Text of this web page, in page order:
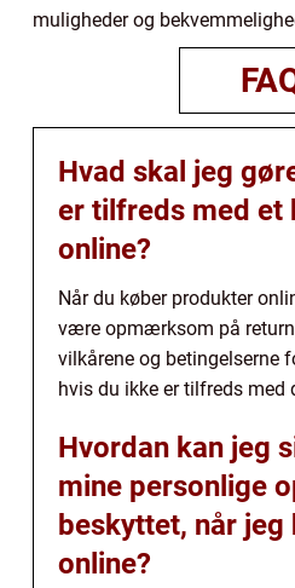
muligheder og
Hvad skal jeg
er tilfreds med et
online?
Når du køber produkter
være opmærksom på
vilkårene og betingelserne
hvis du ikke er tilfreds med
Hvordan kan jeg
mine personlige
beskyttet, når jeg
online?